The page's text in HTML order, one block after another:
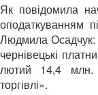
Як повідомила
оподаткуванням
Людмила Осадчук:
чернівецькі
лютий 14,4 млн.
торгівлі».